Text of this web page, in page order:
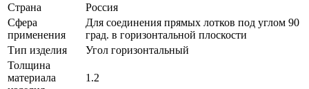
Страна
Россия
Сфера
применения
Для соединения прямых лотков под углом 90
град. в горизонтальной плоскости
Тип изделия
Угол горизонтальный
Толщина
материала
1.2